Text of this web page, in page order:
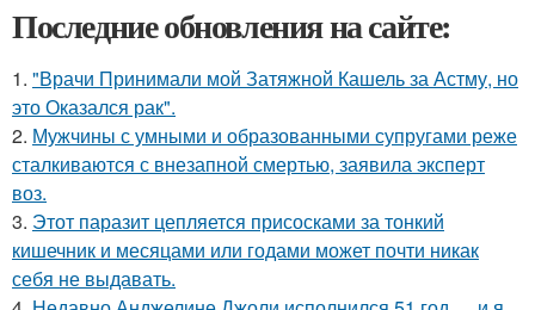
Последние обновления на сайте:
1. "Врачи Принимали мой Затяжной Кашель за Астму, но
это Оказался рак".
2. Мужчины с умными и образованными супругами реже
сталкиваются с внезапной смертью, заявила эксперт
воз.
3. Этот паразит цепляется присосками за тонкий
кишечник и месяцами или годами может почти никак
себя не выдавать.